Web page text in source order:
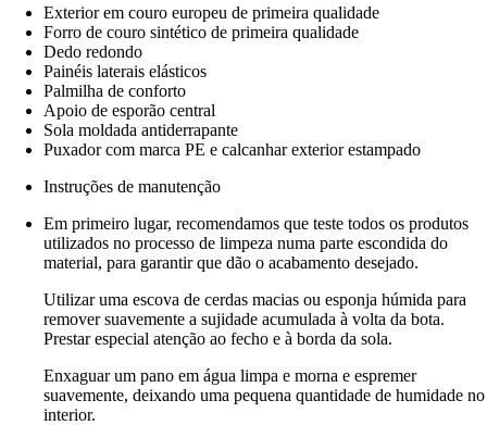
Exterior em couro europeu de primeira qualidade
Forro de couro sintético de primeira qualidade
Dedo redondo
Painéis laterais elásticos
Palmilha de conforto
Apoio de esporão central
Sola moldada antiderrapante
Puxador com marca PE e calcanhar exterior estampado
Instruções de manutenção
Em primeiro lugar, recomendamos que teste todos os produtos
utilizados no processo de limpeza numa parte escondida do
material, para garantir que dão o acabamento desejado.
Utilizar uma escova de cerdas macias ou esponja húmida para
remover suavemente a sujidade acumulada à volta da bota.
Prestar especial atenção ao fecho e à borda da sola.
Enxaguar um pano em água limpa e morna e espremer
suavemente, deixando uma pequena quantidade de humidade no
interior.